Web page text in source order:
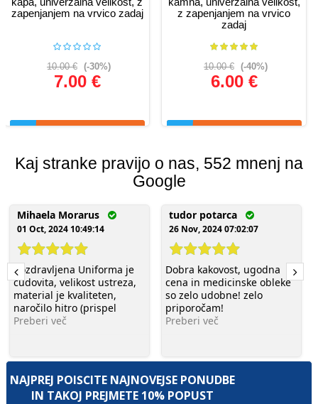
zapenjanjem na vrvico zadaj
10.00 € (-30%)
7.00 €
z zapenjanjem na vrvico
zadaj
10.00 € (-40%)
6.00 €
Kaj stranke pravijo o nas, 552 mnenj na
Google
Mihaela Morarus
01 Oct, 2024 10:49:14
pozdravljena Uniforma je
čudovita, velikost ustreza,
material je kvaliteten,
naročilo hitro (prispel
Preberi več
tudor potarca
26 Nov, 2024 07:02:07
Dobra kakovost, ugodna
cena in medicinske obleke
so zelo udobne! zelo
priporočam!
Preberi več
NAJPREJ POIŠČITE NAJNOVEJŠE PONUDBE
IN TAKOJ PREJMETE 10% POPUST